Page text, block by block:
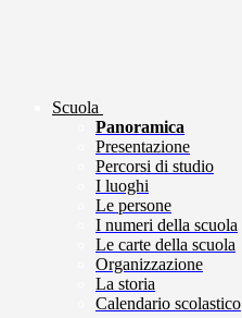
Scuola
Panoramica
Presentazione
Percorsi di studio
I luoghi
Le persone
I numeri della scuola
Le carte della scuola
Organizzazione
La storia
Calendario scolastico